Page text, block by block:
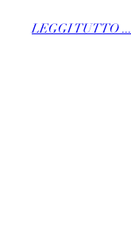
LEGGI TUTTO ...